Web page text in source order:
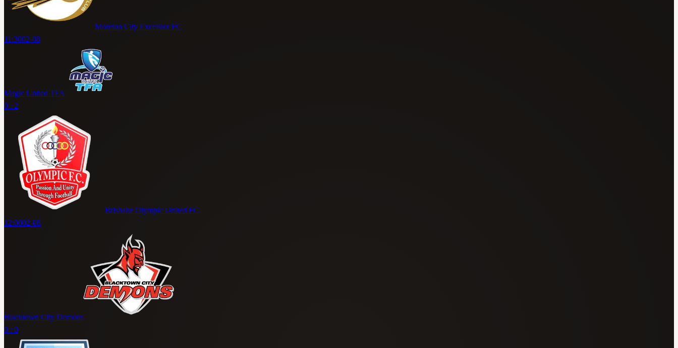
Moreton City Excelsior FC
11:3002-08
Magic United TFA
0 : 2
Brisbane Olympic United FC
12:0002-08
Blacktown City Demons
0 : 0